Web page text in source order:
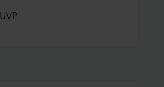
Fahreigenschaften – und